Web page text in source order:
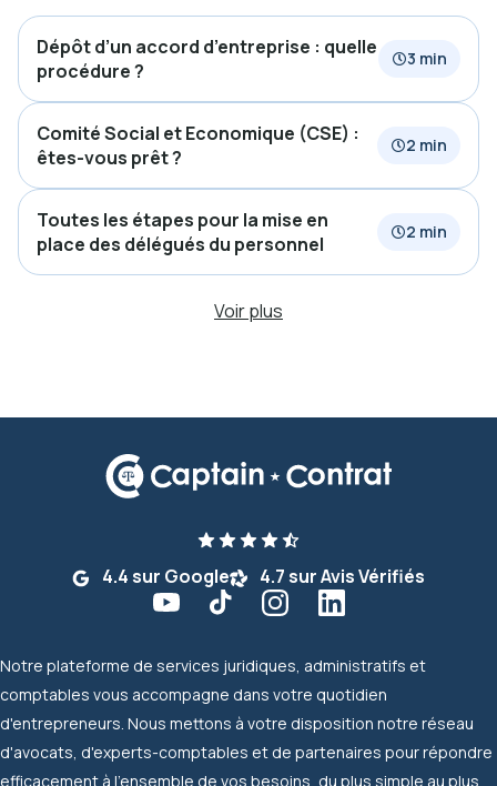
Dépôt d’un accord d’entreprise : quelle
procédure ?
3 min
Comité Social et Economique (CSE) :
êtes-vous prêt ?
2 min
Toutes les étapes pour la mise en
place des délégués du personnel
2 min
Voir plus
4.4 sur Google 4.7 sur Avis Vérifiés
Notre plateforme de services juridiques, administratifs et
comptables vous accompagne dans votre quotidien
d'entrepreneurs. Nous mettons à votre disposition notre réseau
d'avocats, d'experts-comptables et de partenaires pour répondre
efficacement à l'ensemble de vos besoins, du plus simple au plus